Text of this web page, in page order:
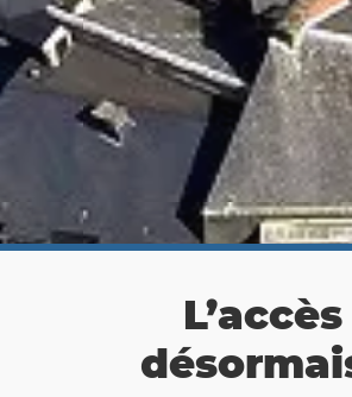
👉 Balade
Partez à la